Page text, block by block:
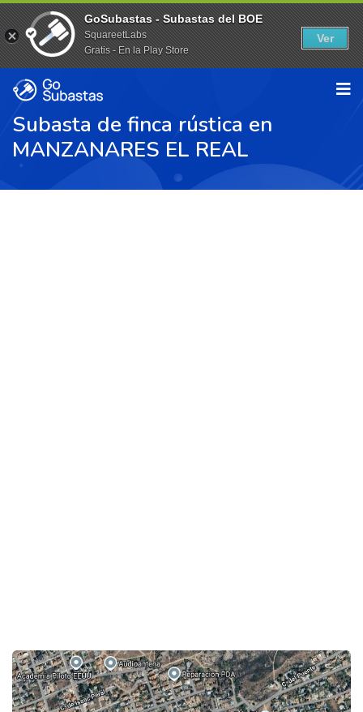
Subasta de finca rústica en
MANZANARES EL REAL
GoSubastas - Subastas del BOE
SquareetLabs
Gratis - En la Play Store
Ver